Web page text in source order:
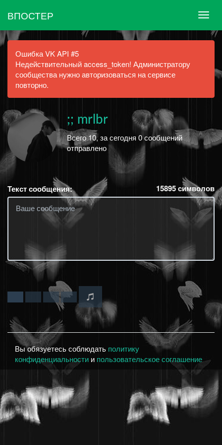
ВПОСТЕР
Ошибка VK API #5
Недействительный access_token! Администратору
сообщества нужно авторизоваться на сервисе
повторно.
;; mrlbr
Всего 10, за сегодня 0 сообщений
отправлено
Текст сообщения: 15895символов
Вы обязуетесь соблюдать политику
конфиденциальности и пользовательское соглашение